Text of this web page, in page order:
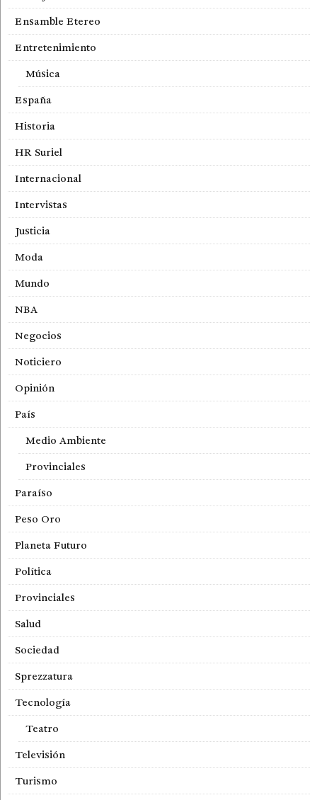
Ensamble Etereo
Entretenimiento
Música
España
Historia
HR Suriel
Internacional
Intervistas
Justicia
Moda
Mundo
NBA
Negocios
Noticiero
Opinión
País
Medio Ambiente
Provinciales
Paraíso
Peso Oro
Planeta Futuro
Política
Provinciales
Salud
Sociedad
Sprezzatura
Tecnología
Teatro
Televisión
Turismo